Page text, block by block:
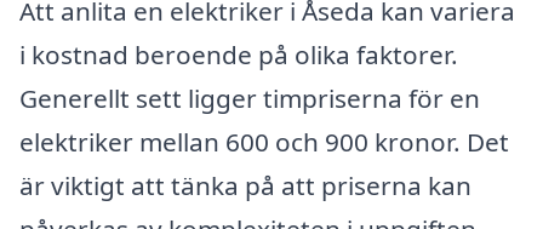
Att anlita en elektriker i Åseda kan variera
i kostnad beroende på olika faktorer.
Generellt sett ligger timpriserna för en
elektriker mellan 600 och 900 kronor. Det
är viktigt att tänka på att priserna kan